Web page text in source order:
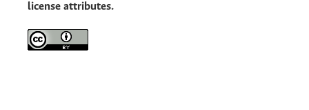
license attributes.